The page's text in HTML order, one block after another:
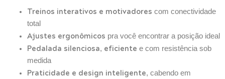
Treinos interativos e motivadores com conectividade
total
Ajustes ergonômicos pra você encontrar a posição ideal
Pedalada silenciosa, eficiente e com resistência sob
medida
Praticidade e design inteligente, cabendo em